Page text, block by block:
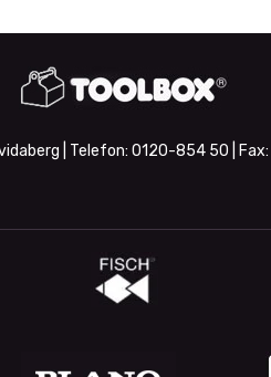
| Telefon: 0120-854 50 | Fax: